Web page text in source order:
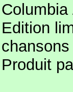
Edition
Produit